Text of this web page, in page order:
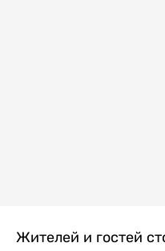
Жителей и гостей